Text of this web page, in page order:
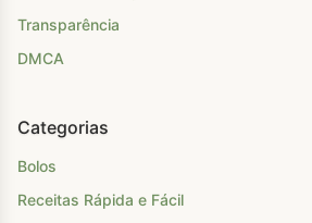
Transparência
DMCA
Categorias
Bolos
Receitas Rápida e Fácil